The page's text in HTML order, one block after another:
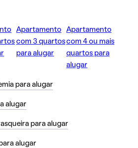
Apartamento
com 3 quartos
para alugar
Apartamento
com 4 ou mais
quartos para
alugar
para alugar
alugar
para alugar
alugar